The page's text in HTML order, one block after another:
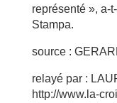
représenté », a-
Stampa.
source :
relayé par :
http://www.la-